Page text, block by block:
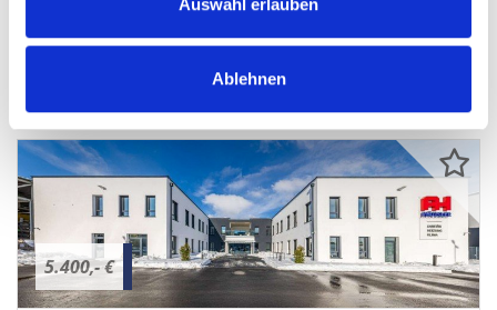
Ablehnen
105 m²
2
5.400,- €